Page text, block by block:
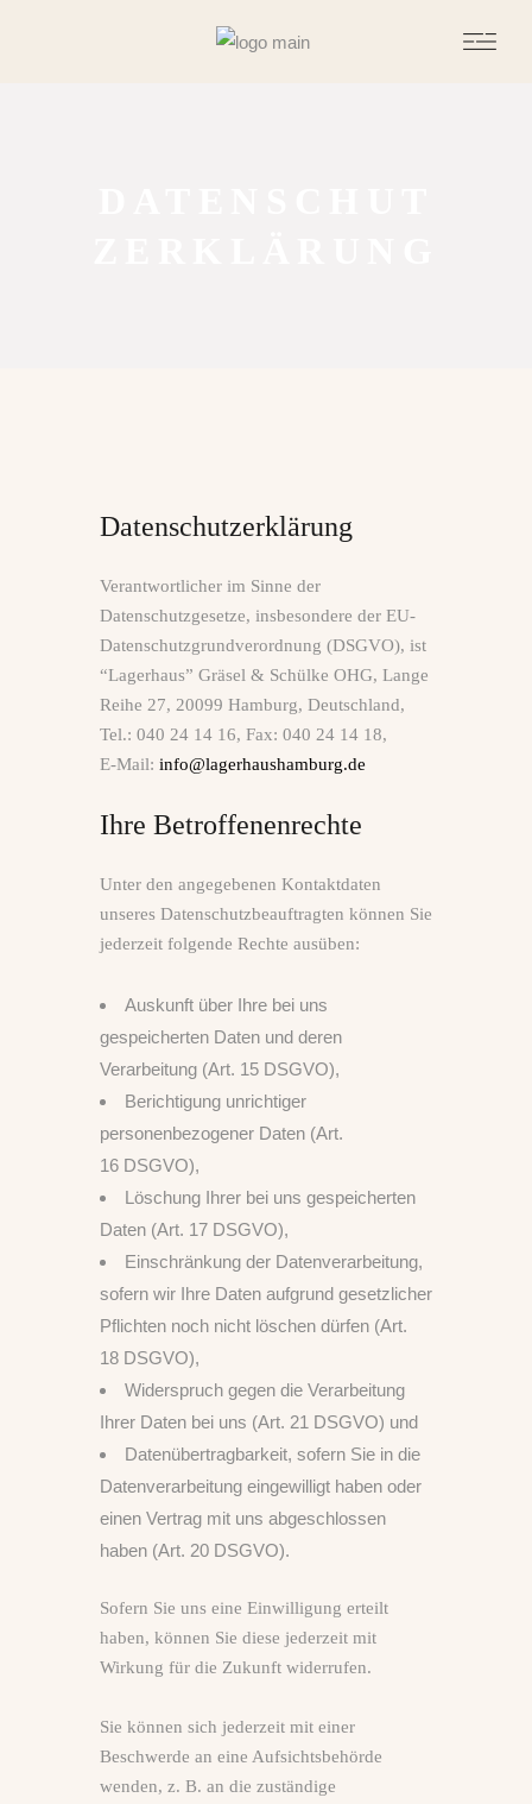
Datenschutzerklärung
Verantwortlicher im Sinne der
Datenschutzgesetze, insbesondere der EU-
Datenschutzgrundverordnung (DSGVO), ist
“Lagerhaus” Gräsel & Schülke OHG, Lange
Reihe 27, 20099 Hamburg, Deutschland,
Tel.: 040 24 14 16, Fax: 040 24 14 18,
E‑Mail: info@lagerhaushamburg.de
Ihre Betroffenenrechte
Unter den angegebenen Kontaktdaten
unseres Datenschutzbeauftragten können Sie
jederzeit folgende Rechte ausüben:
Auskunft über Ihre bei uns
gespeicherten Daten und deren
Verarbeitung (Art. 15 DSGVO),
Berichtigung unrichtiger
personenbezogener Daten (Art.
16 DSGVO),
Löschung Ihrer bei uns gespeicherten
Daten (Art. 17 DSGVO),
Einschränkung der Datenverarbeitung,
sofern wir Ihre Daten aufgrund gesetzlicher
Pflichten noch nicht löschen dürfen (Art.
18 DSGVO),
Widerspruch gegen die Verarbeitung
Ihrer Daten bei uns (Art. 21 DSGVO) und
Datenübertragbarkeit, sofern Sie in die
Datenverarbeitung eingewilligt haben oder
einen Vertrag mit uns abgeschlossen
haben (Art. 20 DSGVO).
Sofern Sie uns eine Einwilligung erteilt
haben, können Sie diese jederzeit mit
Wirkung für die Zukunft widerrufen.
Sie können sich jederzeit mit einer
Beschwerde an eine Aufsichtsbehörde
wenden, z. B. an die zuständige